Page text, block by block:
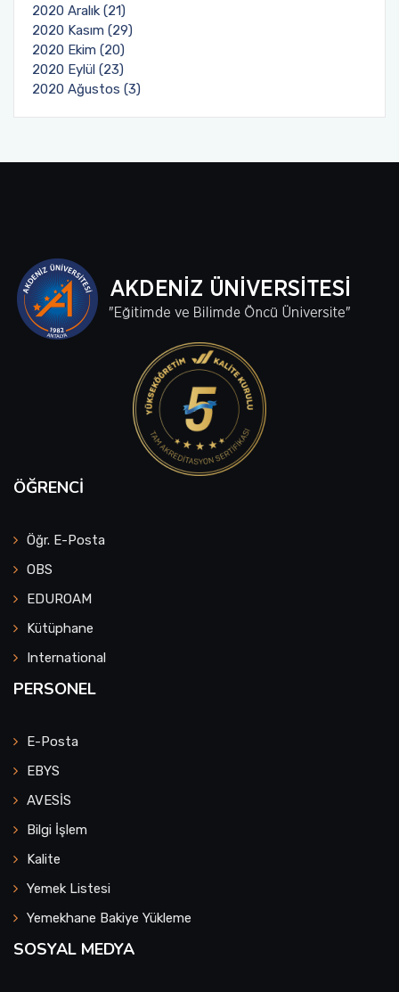
2020 Aralık (21)
2020 Kasım (29)
2020 Ekim (20)
2020 Eylül (23)
2020 Ağustos (3)
ÖĞRENCI
Öğr. E-Posta
OBS
EDUROAM
Kütüphane
International
PERSONEL
E-Posta
EBYS
AVESİS
Bilgi İşlem
Kalite
Yemek Listesi
Yemekhane Bakiye Yükleme
SOSYAL MEDYA